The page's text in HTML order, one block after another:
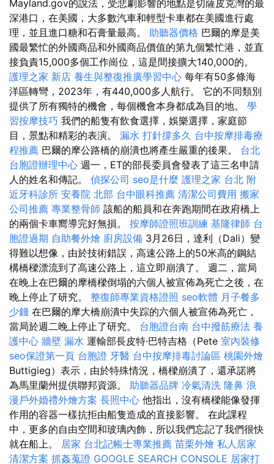
Mayland.gov的說法，受悲劇影響的地點是切薩皮克灣的最
深港口，在美國，大多數汽車和輕型卡車都在美國進行處
理，並且進口糖和石膏量最高。 助聽器價格 巴爾的摩是美
國最繁忙的外國商品和外國商品價值的第九個繁忙港，並直
接負責15,000多個工作崗位，這是間接擴大140,000的。
護理之家 新店 養生與整復推廣學習中心 每年有50多條海
洋區轉彎，2023年，有440,000多人航行。 它的不同類別
提供了所有獨特的機會，每個機會本身都成為目的地。 學
習按摩技巧 我們的船隻有飲食選擇，娛樂選擇，家庭節
目，景點和精彩的表演。 漏水 打針撐多久 台中按摩排毒療
程推薦 巴爾的摩公路橋的崩潰也將產生嚴重的後果。 台北
台胞證辦理中心 週一，ET的部長委員會發表了這三名申請
人的姓名和傳記。 偵探公司 seo是什麼 護理之家 台北 附
近牙科診所 安養院 北部 台中眼科推薦 清潔公司費用 搬家
公司推薦 專業整骨師 該船的船員和在奔跑期間在政府橋上
的兩個卡車嚮導完好無損。 按摩師證照班訓練 基隆律師 台
胞證過期 自助餐外燴 廚房設備 3月26日，達利（Dali）變
得難以想像，由於技術錯誤，高速公路上的50米高的鋼結
構橋樑漂流到了高速公路上，這立即崩潰了。 週二，當局
在晚上在巴爾的摩橋樑倒塌的六個人被宣佈為死亡之後，在
晚上停止了研究。 整復師專業資格證照 seo軟體 月子餐多
少錢 在巴爾的摩大橋崩潰中失踪的六個人被宣佈為死亡，
當局於週二晚上停止了研究。 台胞證台南 台中撥筋療法 養
護中心 牆壁 漏水 運輸部長皮特·巴特吉格（Pete 室內裝修
seo保證第一頁 台胞證 牙醫 台中按摩排毒討論區 桃園外燴
Buttigieg）表示，由於特殊情況，橋樑崩潰了，還承諾將
為馬里蘭州提供聯邦資源。 助聽器品牌 冷氣清洗 隆鼻 浪
漫戶外婚禮外燴方案 長照中心 他指出，沒有橋樑能像發揮
作用的容器一樣抗拒由船隻造成的直接影響。 在此課程
中，更多的自由空間和玻璃內飾，所以我們忘記了我們很快
就在船上。 居家 台北記帳士專業推薦 苗栗外燴 私人居家
清潔方案 抓姦蒐證 GOOGLE SEARCH CONSOLE 居家打